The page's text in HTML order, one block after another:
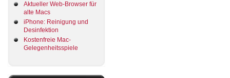
Aktueller Web-Browser für
alte Macs
iPhone: Reinigung und
Desinfektion
Kostenfreie Mac-
Gelegenheitsspiele